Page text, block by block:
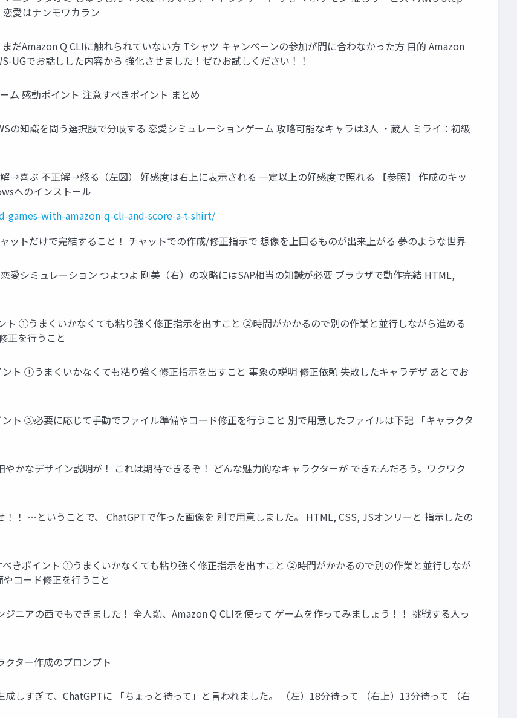
愛はナンモワカラン
だAmazon Q CLIに触れられていない方 Tシャツ キャンペーンの参加が間に合わなかった方 目的 Amazon
UGでお話しした内容から 強化させました！ぜひお試しください！！
ム 感動ポイント 注意すべきポイント まとめ
の知識を問う選択肢で分岐する 恋愛シミュレーションゲーム 攻略可能なキャラは3人 ・蔵人 ミライ：初級
→喜ぶ 不正解→怒る（左図） 好感度は右上に表示される 一定以上の好感度で照れる 【参照】 作成のキッ
へのインストール
with-amazon-q-cli-and-score-a-t-shirt/
ットだけで完結すること！ チャットでの作成/修正指示で 想像を上回るものが出来上がる 夢のような世界
愛シミュレーション つよつよ 剛美（右）の攻略にはSAP相当の知識が必要 ブラウザで動作完結 HTML,
ト ①うまくいかなくても粘り強く修正指示を出すこと ②時間がかかるので別の作業と並行しながら進める
正を行うこと
ト ①うまくいかなくても粘り強く修正指示を出すこと 事象の説明 修正依頼 失敗したキャラデザ あとでお
ト ③必要に応じて手動でファイル準備やコード修正を行うこと 別で用意したファイルは下記 「キャラクタ
かなデザイン説明が！ これは期待できるぞ！ どんな魅力的なキャラクターが できたんだろう。ワクワク
！ …ということで、 ChatGPTで作った画像を 別で用意しました。 HTML, CSS, JSオンリーと 指示したの
きポイント ①うまくいかなくても粘り強く修正指示を出すこと ②時間がかかるので別の作業と並行しなが
コード修正を行うこと
ニアの西でもできました！ 全人類、Amazon Q CLIを使って ゲームを作ってみましょう！！ 挑戦する人っ
ター作成のプロンプト
しすぎて、ChatGPTに 「ちょっと待って」と言われました。 （左）18分待って （右上）13分待って （右